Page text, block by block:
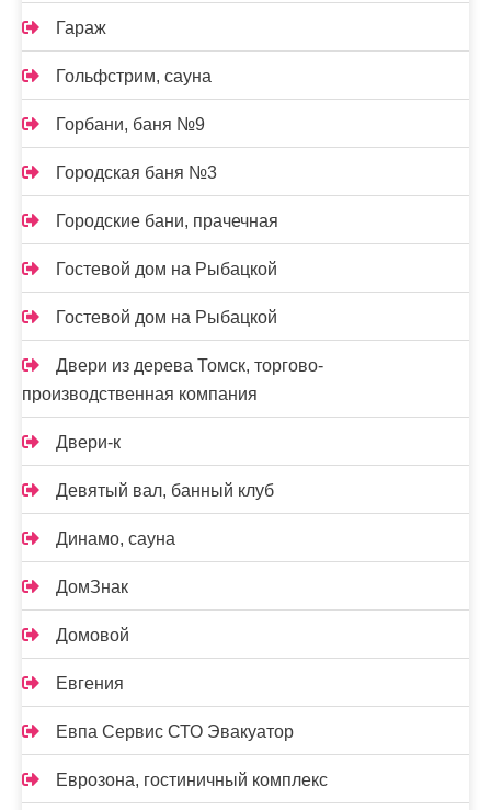
Гараж
Гольфстрим, сауна
Горбани, баня №9
Городская баня №3
Городские бани, прачечная
Гостевой дом на Рыбацкой
Гостевой дом на Рыбацкой
Двери из дерева Томск, торгово-
производственная компания
Двери-к
Девятый вал, банный клуб
Динамо, сауна
ДомЗнак
Домовой
Евгения
Евпа Сервис СТО Эвакуатор
Еврозона, гостиничный комплекс